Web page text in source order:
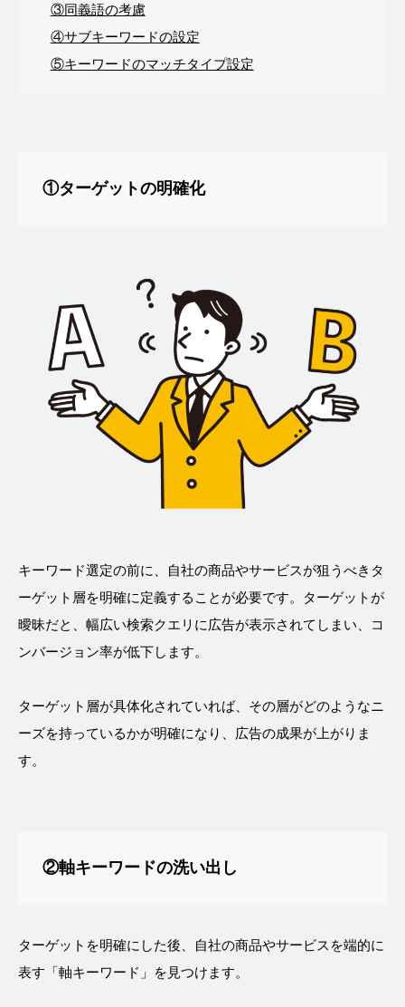
③同義語の考慮
④サブキーワードの設定
⑤キーワードのマッチタイプ設定
①ターゲットの明確化
キーワード選定の前に、自社の商品やサービスが狙うべきタ
ーゲット層を明確に定義することが必要です。ターゲットが
曖昧だと、幅広い検索クエリに広告が表示されてしまい、コ
ンバージョン率が低下します。
ターゲット層が具体化されていれば、その層がどのようなニ
ーズを持っているかが明確になり、広告の成果が上がりま
す。
②軸キーワードの洗い出し
ターゲットを明確にした後、自社の商品やサービスを端的に
表す「軸キーワード」を見つけます。